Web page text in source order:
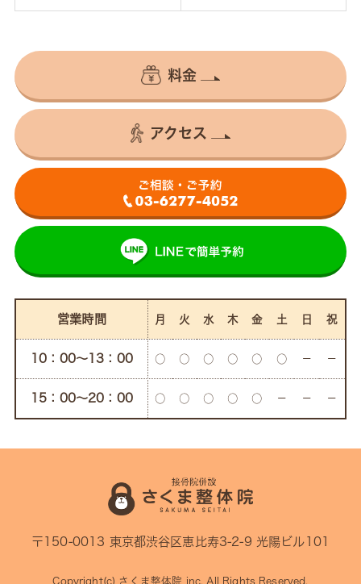
料金
アクセス
営業時間 月 火 水 木 金 土 日 祝
10：00〜13：00 ○ ○ ○ ○ ○ ○ － －
15：00〜20：00 ○ ○ ○ ○ ○ － － －
〒150-0013 東京都渋谷区恵比寿3-2-9 光陽ビル101
Copyright(c) さくま整体院 inc. All Rights Reserved.